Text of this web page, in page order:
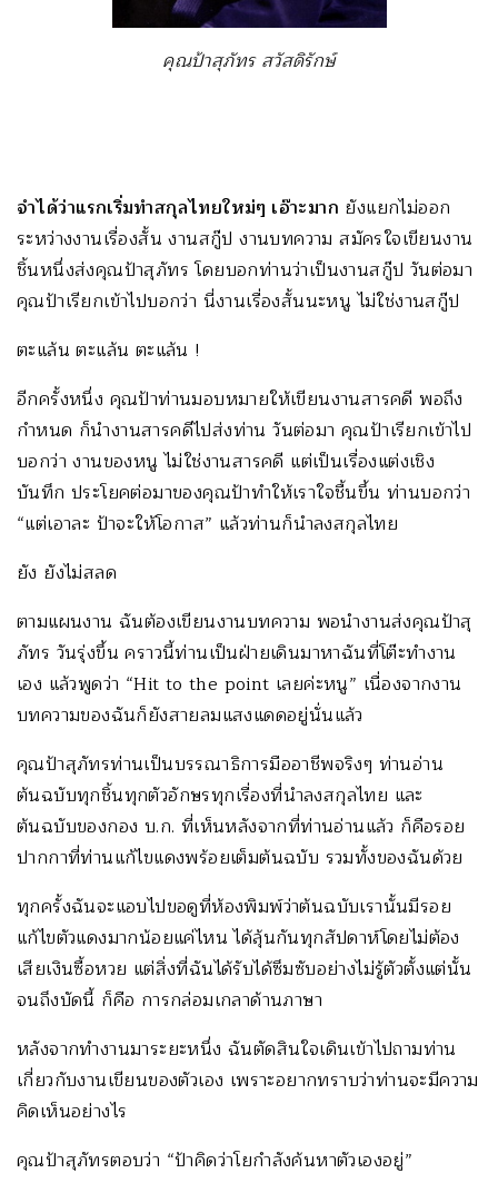
คุณป้าสุภัทร สวัสดิรักษ์
จำได้ว่าแรกเริ่มทำสกุลไทยใหม่ๆ เอ๊าะมาก ยังแยกไม่ออก
ระหว่างงานเรื่องสั้น งานสกู๊ป งานบทความ สมัครใจเขียนงาน
ชิ้นหนึ่งส่งคุณป้าสุภัทร โดยบอกท่านว่าเป็นงานสกู๊ป วันต่อมา
คุณป้าเรียกเข้าไปบอกว่า นี่งานเรื่องสั้นนะหนู ไม่ใช่งานสกู๊ป
ตะแล้น ตะแล้น ตะแล้น !
อีกครั้งหนึ่ง คุณป้าท่านมอบหมายให้เขียนงานสารคดี พอถึง
กำหนด ก็นำงานสารคดีไปส่งท่าน วันต่อมา คุณป้าเรียกเข้าไป
บอกว่า งานของหนู ไม่ใช่งานสารคดี แต่เป็นเรื่องแต่งเชิง
บันทึก ประโยคต่อมาของคุณป้าทำให้เราใจชื้นขึ้น ท่านบอกว่า
“แต่เอาละ ป้าจะให้โอกาส” แล้วท่านก็นำลงสกุลไทย
ยัง ยังไม่สลด
ตามแผนงาน ฉันต้องเขียนงานบทความ พอนำงานส่งคุณป้าสุ
ภัทร วันรุ่งขึ้น คราวนี้ท่านเป็นฝ่ายเดินมาหาฉันที่โต๊ะทำงาน
เอง แล้วพูดว่า “Hit to the point เลยค่ะหนู” เนื่องจากงาน
บทความของฉันก็ยังสายลมแสงแดดอยู่นั่นแล้ว
คุณป้าสุภัทรท่านเป็นบรรณาธิการมืออาชีพจริงๆ ท่านอ่าน
ต้นฉบับทุกชิ้นทุกตัวอักษรทุกเรื่องที่นำลงสกุลไทย และ
ต้นฉบับของกอง บ.ก. ที่เห็นหลังจากที่ท่านอ่านแล้ว ก็คือรอย
ปากกาที่ท่านแก้ไขแดงพร้อยเต็มต้นฉบับ รวมทั้งของฉันด้วย
ทุกครั้งฉันจะแอบไปขอดูที่ห้องพิมพ์ว่าต้นฉบับเรานั้นมีรอย
แก้ไขตัวแดงมากน้อยแค่ไหน ได้ลุ้นกันทุกสัปดาห์โดยไม่ต้อง
เสียเงินซื้อหวย แต่สิ่งที่ฉันได้รับได้ซึมซับอย่างไม่รู้ตัวตั้งแต่นั้น
จนถึงบัดนี้ ก็คือ การกล่อมเกลาด้านภาษา
หลังจากทำงานมาระยะหนึ่ง ฉันตัดสินใจเดินเข้าไปถามท่าน
เกี่ยวกับงานเขียนของตัวเอง เพราะอยากทราบว่าท่านจะมีความ
คิดเห็นอย่างไร
คุณป้าสุภัทรตอบว่า “ป้าคิดว่าโยกำลังค้นหาตัวเองอยู่”